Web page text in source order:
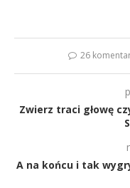
26
Zwierz traci głowę
A na końcu i tak